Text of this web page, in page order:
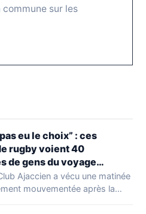
sur les
eu le choix” : ces
rugby voient 40
de gens du voyage
dans leur stade, ils les
moins d’1 heure
Ajaccien a vécu une matinée
mouvementée après la